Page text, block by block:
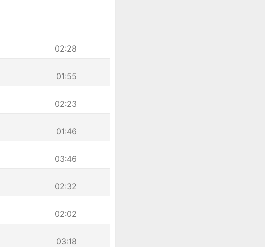
02:28
01:55
02:23
01:46
03:46
02:32
02:02
03:18